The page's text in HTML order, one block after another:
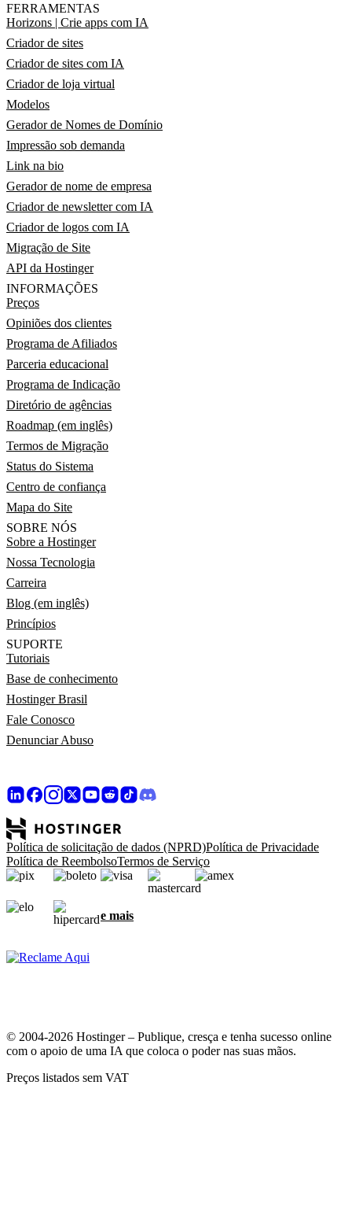
FERRAMENTAS
Horizons | Crie apps com IA
Criador de sites
Criador de sites com IA
Criador de loja virtual
Modelos
Gerador de Nomes de Domínio
Impressão sob demanda
Link na bio
Gerador de nome de empresa
Criador de newsletter com IA
Criador de logos com IA
Migração de Site
API da Hostinger
INFORMAÇÕES
Preços
Opiniões dos clientes
Programa de Afiliados
Parceria educacional
Programa de Indicação
Diretório de agências
Roadmap (em inglês)
Termos de Migração
Status do Sistema
Centro de confiança
Mapa do Site
SOBRE NÓS
Sobre a Hostinger
Nossa Tecnologia
Carreira
Blog (em inglês)
Princípios
SUPORTE
Tutoriais
Base de conhecimento
Hostinger Brasil
Fale Conosco
Denunciar Abuso
Política de solicitação de dados (NPRD)Política de Privacidade
Política de ReembolsoTermos de Serviço
e mais
© 2004-2026 Hostinger – Publique, cresça e tenha sucesso online
com o apoio de uma IA que coloca o poder nas suas mãos.
Preços listados sem VAT